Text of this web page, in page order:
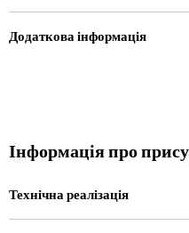
Додаткова інформація
Інформація про
Технічна реалізація